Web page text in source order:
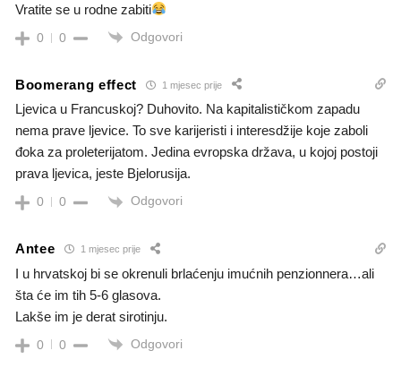
Vratite se u rodne zabiti
0 0 Odgovori
Boomerang effect 1 mjesec prije
Ljevica u Francuskoj? Duhovito. Na kapitalističkom zapadu
nema prave ljevice. To sve karijeristi i interesdžije koje zaboli
đoka za proleterijatom. Jedina evropska država, u kojoj postoji
prava ljevica, jeste Bjelorusija.
0 0 Odgovori
Antee 1 mjesec prije
I u hrvatskoj bi se okrenuli brlaćenju imućnih penzionnera…ali
šta će im tih 5-6 glasova.
Lakše im je derat sirotinju.
0 0 Odgovori